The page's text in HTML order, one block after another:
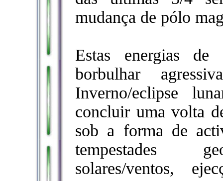
mudança de pólo
Estas energias de
borbulhar
Inverno/eclipse
concluir uma volta
sob a forma de
tempestades
solares/ventos,